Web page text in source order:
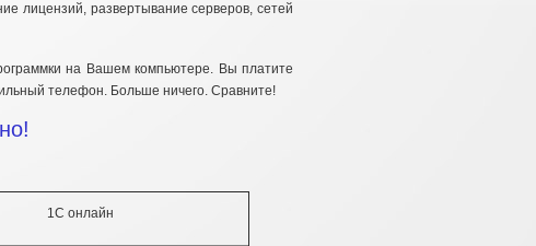
лицензий, развертывание серверов, сетей
на Вашем компьютере. Вы платите
телефон. Больше ничего. Сравните!
1С онлайн